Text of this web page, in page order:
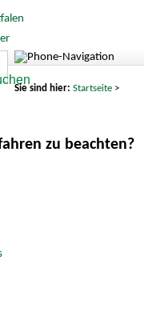
Sie sind hier: Startseite>
zu beachten?